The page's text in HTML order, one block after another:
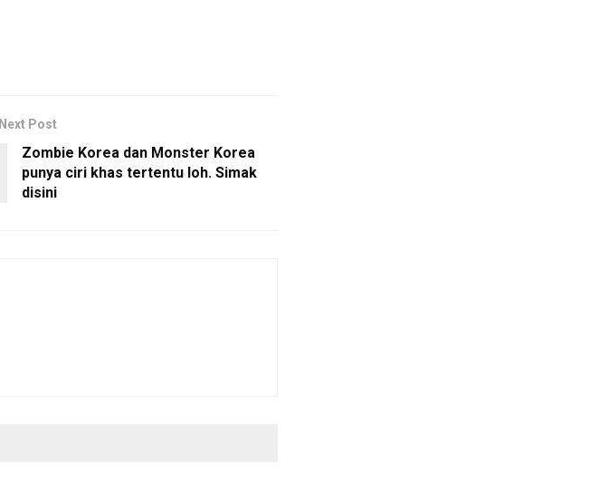
Next Post
Zombie Korea dan Monster Korea
punya ciri khas tertentu loh. Simak
disini